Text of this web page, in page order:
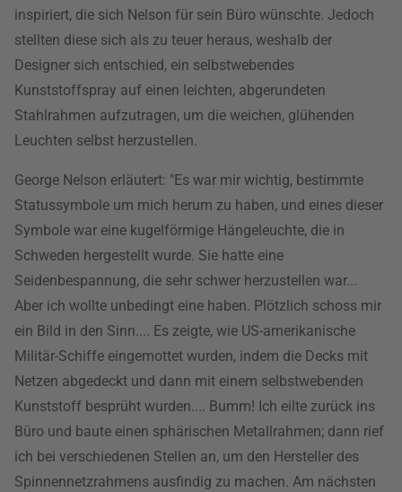
inspiriert, die sich Nelson für sein Büro wünschte. Jedoch
stellten diese sich als zu teuer heraus, weshalb der
Designer sich entschied, ein selbstwebendes
Kunststoffspray auf einen leichten, abgerundeten
Stahlrahmen aufzutragen, um die weichen, glühenden
Leuchten selbst herzustellen.
George Nelson erläutert: "Es war mir wichtig, bestimmte
Statussymbole um mich herum zu haben, und eines dieser
Symbole war eine kugelförmige Hängeleuchte, die in
Schweden hergestellt wurde. Sie hatte eine
Seidenbespannung, die sehr schwer herzustellen war...
Aber ich wollte unbedingt eine haben. Plötzlich schoss mir
ein Bild in den Sinn.... Es zeigte, wie US-amerikanische
Militär-Schiffe eingemottet wurden, indem die Decks mit
Netzen abgedeckt und dann mit einem selbstwebenden
Kunststoff besprüht wurden.... Bumm! Ich eilte zurück ins
Büro und baute einen sphärischen Metallrahmen; dann rief
ich bei verschiedenen Stellen an, um den Hersteller des
Spinnennetzrahmens ausfindig zu machen. Am nächsten